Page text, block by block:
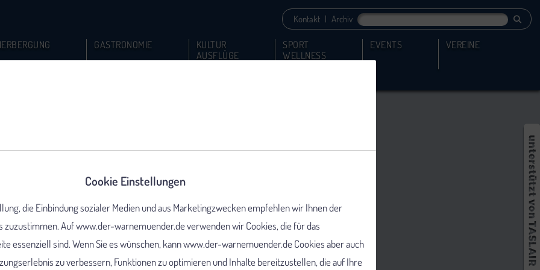
Kontakt | Archiv
GASTRONOMIE
KULTUR
AUSFLÜGE
SPORT
WELLNESS
EVENTS VEREINE
Cookie Einstellungen
die Einbindung sozialer Medien und aus Marketingzwecken empfehlen wir Ihnen der
zuzustimmen. Auf www.der-warnemuender.de verwenden wir Cookies, die für das
essenziell sind. Wenn Sie es wünschen, kann www.der-warnemuender.de Cookies aber auch
zu verbessern, Funktionen zu optimieren und Inhalte bereitzustellen, die auf Ihre